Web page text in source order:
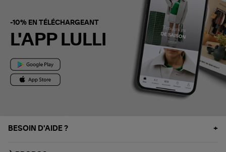
-10% EN TÉLÉCHARGEANT
L'APP LULLI
BESOIN D'AIDE ?